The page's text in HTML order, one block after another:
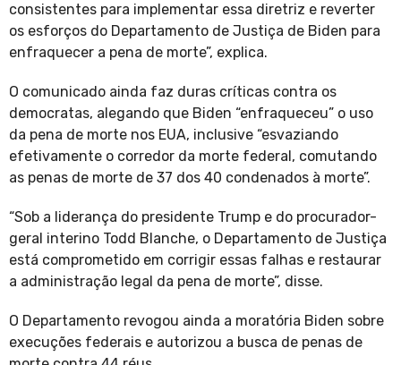
consistentes para implementar essa diretriz e reverter
os esforços do Departamento de Justiça de Biden para
enfraquecer a pena de morte”, explica.
O comunicado ainda faz duras críticas contra os
democratas, alegando que Biden “enfraqueceu” o uso
da pena de morte nos EUA, inclusive “esvaziando
efetivamente o corredor da morte federal, comutando
as penas de morte de 37 dos 40 condenados à morte”.
“Sob a liderança do presidente Trump e do procurador-
geral interino Todd Blanche, o Departamento de Justiça
está comprometido em corrigir essas falhas e restaurar
a administração legal da pena de morte”, disse.
O Departamento revogou ainda a moratória Biden sobre
execuções federais e autorizou a busca de penas de